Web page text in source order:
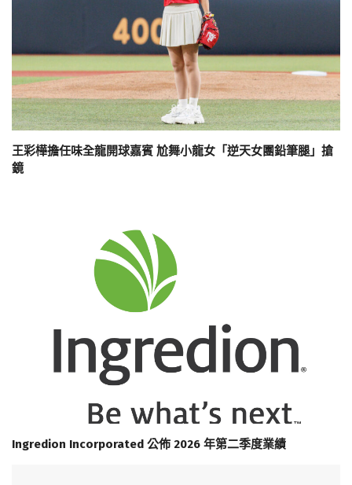
王彩樺擔任味全龍開球嘉賓 尬舞小龍女「逆天女團鉛筆腿」搶
鏡
Ingredion Incorporated 公佈 2026 年第二季度業績